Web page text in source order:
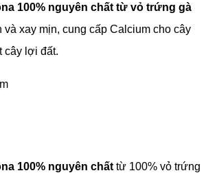
100% nguyên chất từ vỏ trứng gà
và xay mịn, cung cấp Calcium cho cây
cây lợi đất.
100% nguyên chất từ 100% vỏ trứng